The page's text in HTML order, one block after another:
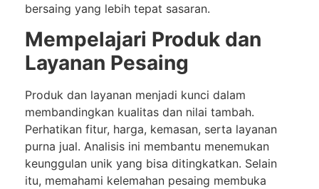
bersaing yang lebih tepat sasaran.
Mempelajari Produk dan
Layanan Pesaing
Produk dan layanan menjadi kunci dalam
membandingkan kualitas dan nilai tambah.
Perhatikan fitur, harga, kemasan, serta layanan
purna jual. Analisis ini membantu menemukan
keunggulan unik yang bisa ditingkatkan. Selain
itu, memahami kelemahan pesaing membuka